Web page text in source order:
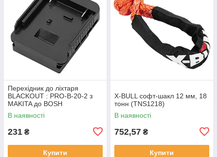
Перехідник до лiхтаря
BLACKOUT : PRO-B-20-2 з
MAKITA до BOSH
В наявності
231 ₴
Купити
X-BULL софт-шакл 12 мм, 18
тонн (TNS1218)
В наявності
752,57 ₴
Купити